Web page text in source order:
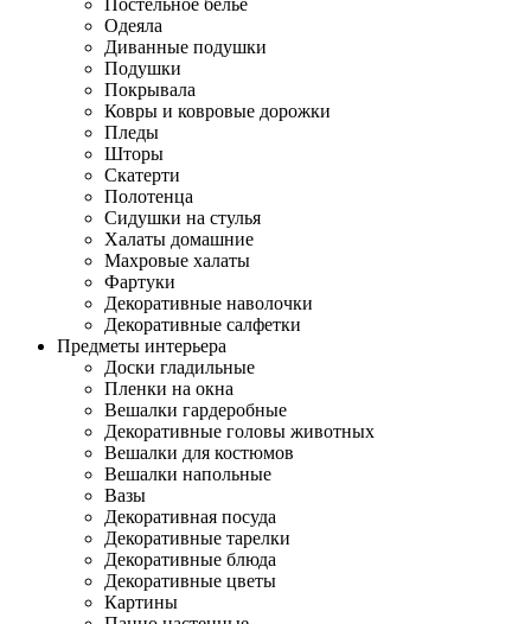
Постельное белье
Одеяла
Диванные подушки
Подушки
Покрывала
Ковры и ковровые дорожки
Пледы
Шторы
Скатерти
Полотенца
Сидушки на стулья
Халаты домашние
Махровые халаты
Фартуки
Декоративные наволочки
Декоративные салфетки
Предметы интерьера
Доски гладильные
Пленки на окна
Вешалки гардеробные
Декоративные головы животных
Вешалки для костюмов
Вешалки напольные
Вазы
Декоративная посуда
Декоративные тарелки
Декоративные блюда
Декоративные цветы
Картины